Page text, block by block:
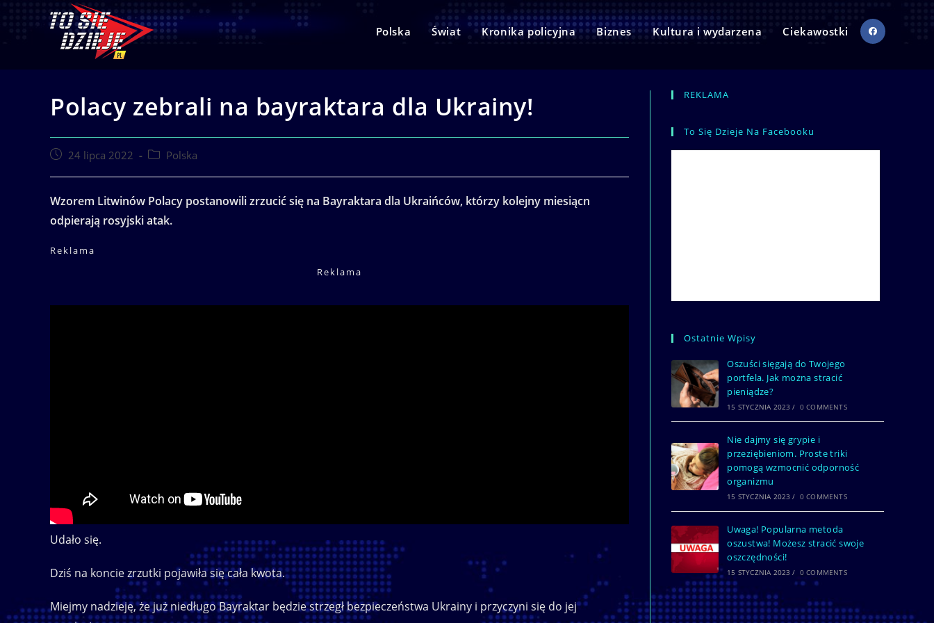
Polska Świat Kronika policyjna Biznes Kultura i wydarzena Ciekawostki
Polacy zebrali na bayraktara dla Ukrainy!
Post 24 lipca 2022
Post Polska
Wzorem Litwinów Polacy postanowili zrzucić się na Bayraktara dla Ukraińców, którzy kolejny miesiącn
odpierają rosyjski atak.
Reklama
Reklama
Udało się.
Dziś na koncie zrzutki pojawiła się cała kwota.
Miejmy nadzieję, że już niedługo Bayraktar będzie strzegł bezpieczeństwa Ukrainy i przyczyni się do jej
REKLAMA
To Się Dzieje Na Facebooku
Ostatnie Wpisy
Oszuści sięgają do Twojego
portfela. Jak można stracić
pieniądze?
15 STYCZNIA 2023 / 0 COMMENTS
Nie dajmy się grypie i
przeziębieniom. Proste triki
pomogą wzmocnić odporność
organizmu
15 STYCZNIA 2023 / 0 COMMENTS
Uwaga! Popularna metoda
oszustwa! Możesz stracić swoje
oszczędności!
15 STYCZNIA 2023 / 0 COMMENTS